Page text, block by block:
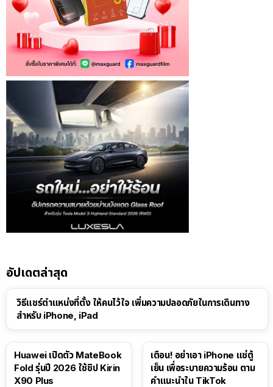
อัปเดตล่าสุด
วิธีแชร์ตำแหน่งที่ตั้ง ให้คนไว้ใจ เพิ่มความปลอดภัยในการเดินทาง
สำหรับ iPhone, iPad
Huawei เปิดตัว MateBook
Fold รุ่นปี 2026 ใช้ชิป Kirin
X90 Plus
เตือน! อย่าเอา iPhone แช่ตู้
เย็น เพื่อระบายความร้อน ตาม
คำแนะนำใน TikTok